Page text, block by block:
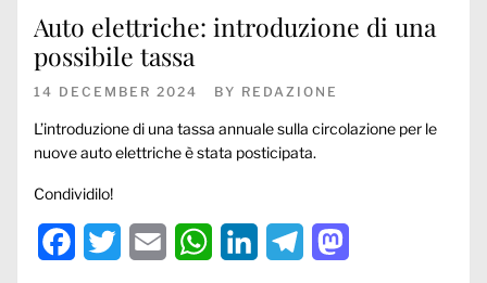
Auto elettriche: introduzione di una
possibile tassa
14 DECEMBER 2024 BY REDAZIONE
L’introduzione di una tassa annuale sulla circolazione per le
nuove auto elettriche è stata posticipata.
Condividilo!
Facebook
Twitter Email WhatsAppLinkedInTelegram